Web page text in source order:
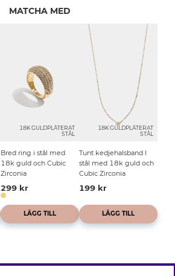
MATCHA MED
18K GULDPLÄTERAT
STÅL
Bred ring i stål med
18k guld och Cubic
Zirconia
299 kr
LÄGG TILL
18K GULDPLÄTERAT
STÅL
Tunt kedjehalsband I
stål med 18k guld och
Cubic Zirconia
199 kr
LÄGG TILL